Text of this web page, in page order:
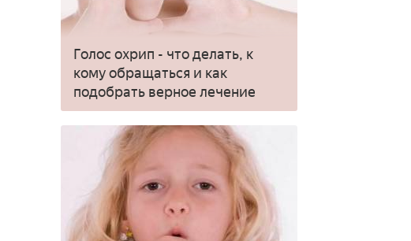
Голос охрип - что делать, к
кому обращаться и как
подобрать верное лечение